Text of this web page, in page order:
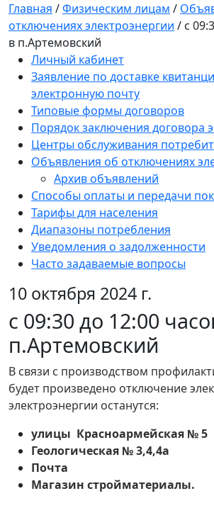
Главная /Физическим лицам /
отключениях электроэнергии / с
в п.Артемовский
Личный кабинет
Заявление по доставке
электронную почту
Типовые формы договоров
Порядок заключения договора
Центры обслуживания
Объявления об отключениях
Архив объявлений
Способы оплаты и передачи
Тарифы для населения
Диапазоны потребления
Уведомления о задолженности
Часто задаваемые вопросы
10 октября 2024 г.
с 09:30 до 12:00
п.Артемовский
В связи с производством
будет произведено отключение
электроэнергии останутся:
улицы Красноармейская № 5
Геологическая № 3,4,4а
Почта
Магазин стройматериалы.